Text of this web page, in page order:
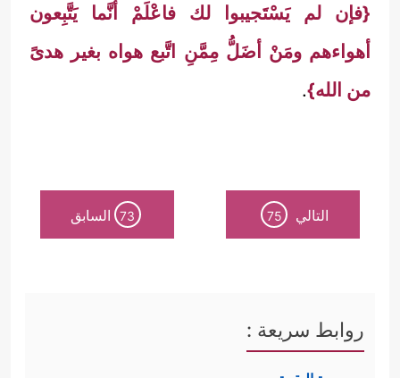
{فإن لم يَسْتَجيبوا لك فاعْلَمْ أنَّما يَتَّبِعون
أهواءهم ومَنْ أضَلُّ مِمَّنِ اتَّبع هواه بغير هدىً
من الله}.
التالي 75
73 السابق
روابط سريعة :